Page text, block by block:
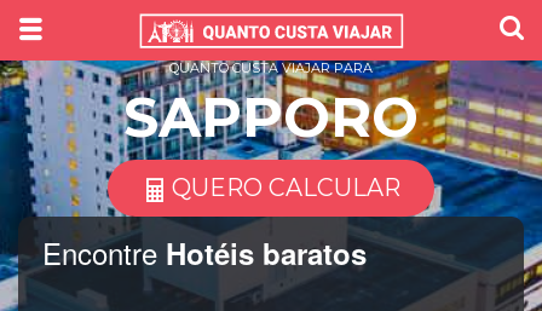
Encontre Hotéis baratos
QUANTO CUSTA VIAJAR PARA
SAPPORO
QUERO CALCULAR